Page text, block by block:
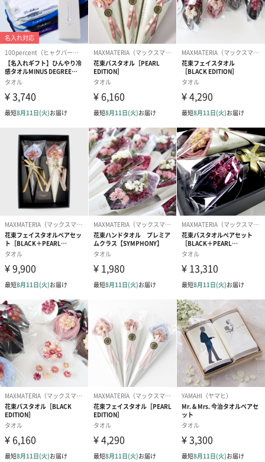
すべての色を包括し信頼感や清潔感といったクリーンなイメージ
を与えます。
●ベージュ
やさしいふんわりとしたナチュラルな風合いになります。
●ネイビー
誠実、知的、真面目という印象です。
●アイスブルー
空や海など自然の色でもあるため気持ちを落ち着かせる色です。
●ローズピンク
柔らかい優しい印象で安らぎを感じさせる色です。
●マスタード
気分を高揚させ気分が明るくなります。
#40代 #50代 #70代